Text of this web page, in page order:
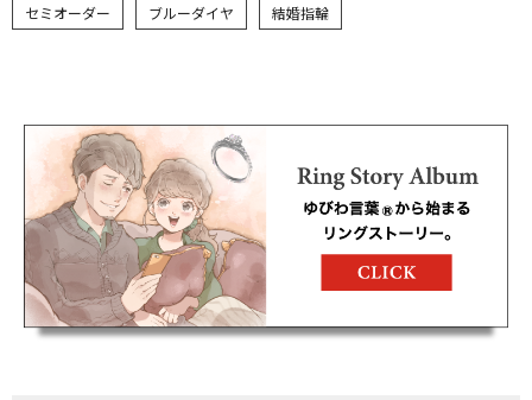
セミオーダー ブルーダイヤ 結婚指輪